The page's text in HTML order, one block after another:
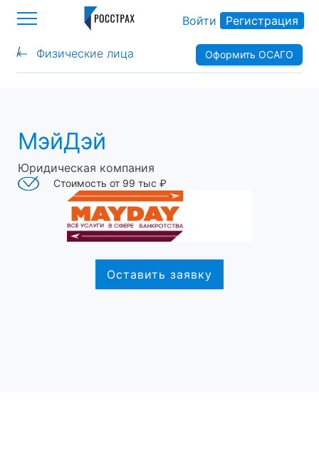
Войти Регистрация
/ Физические лица
> Оформить ОСАГО
МэйДэй
Юридическая компания
Стоимость от 99 тыс ₽
Оставить заявку